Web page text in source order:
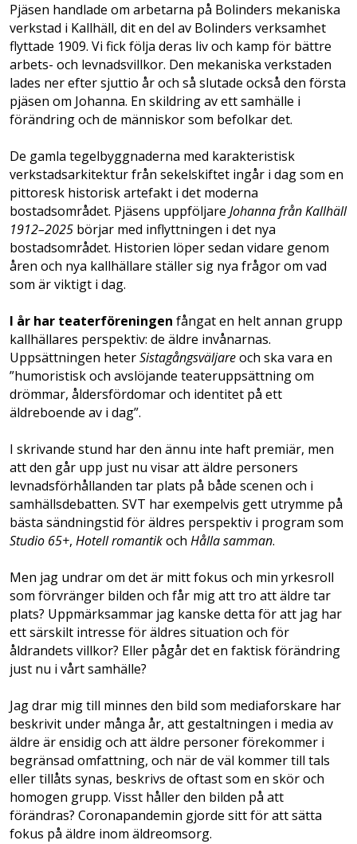
Pjäsen handlade om arbetarna på Bolinders mekaniska
verkstad i Kallhäll, dit en del av Bolinders verksamhet
flyttade 1909. Vi fick följa deras liv och kamp för bättre
arbets- och levnadsvillkor. Den mekaniska verkstaden
lades ner efter sjuttio år och så slutade också den första
pjäsen om Johanna. En skildring av ett samhälle i
förändring och de människor som befolkar det.
De gamla tegelbyggnaderna med karakteristisk
verkstadsarkitektur från sekelskiftet ingår i dag som en
pittoresk historisk artefakt i det moderna
bostadsområdet. Pjäsens uppföljare Johanna från Kallhäll
1912–2025 börjar med inflyttningen i det nya
bostadsområdet. Historien löper sedan vidare genom
åren och nya kallhällare ställer sig nya frågor om vad
som är viktigt i dag.
I år har teaterföreningen fångat en helt annan grupp
kallhällares perspektiv: de äldre invånarnas.
Uppsättningen heterSistagångsväljareoch ska vara en
”humoristisk och avslöjande teateruppsättning om
drömmar, åldersfördomar och identitet på ett
äldreboende av i dag”.
I skrivande stund har den ännu inte haft premiär, men
att den går upp just nu visar att äldre personers
levnadsförhållanden tar plats på både scenen och i
samhällsdebatten. SVT har exempelvis gett utrymme på
bästa sändningstid för äldres perspektiv i program som
Studio 65+, Hotell romantikoch Hålla samman.
Men jag undrar om det är mitt fokus och min yrkesroll
som förvränger bilden och får mig att tro att äldre tar
plats? Uppmärksammar jag kanske detta för att jag har
ett särskilt intresse för äldres situation och för
åldrandets villkor? Eller pågår det en faktisk förändring
just nu i vårt samhälle?
Jag drar mig till minnes den bild som mediaforskare har
beskrivit under många år, att gestaltningen i media av
äldre är ensidig och att äldre personer förekommer i
begränsad omfattning, och när de väl kommer till tals
eller tillåts synas, beskrivs de oftast som en skör och
homogen grupp. Visst håller den bilden på att
förändras? Coronapandemin gjorde sitt för att sätta
fokus på äldre inom äldreomsorg.